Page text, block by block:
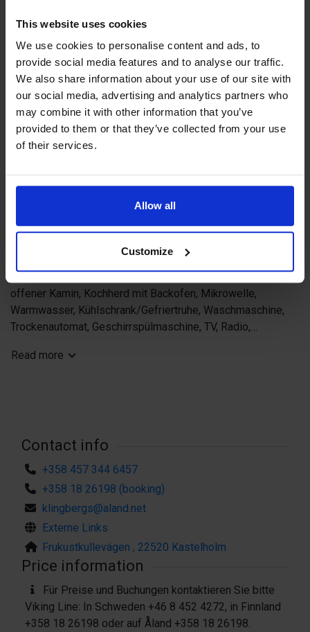
This website uses cookies
We use cookies to personalise content and ads, to
provide social media features and to analyse our traffic.
We also share information about your use of our site with
our social media, advertising and analytics partners who
may combine it with other information that you’ve
provided to them or that they’ve collected from your use
of their services.
Allow all
Customize
verlaufen schöne Wanderwege.
Machen Sie doch einen
Waldspaziergang auf dem alten und
ehrwürdigen königlichen Jagdgelände
oder einen Angelausflug. Es lohnt sich
Kastelholm und das Freilichtmuseum
Jan Karlsgården zu besuchen.
4 Personen, 49 m2, Küche/Aufenthaltsraum, 2
Schlafzimmer, Dusche, eigene Sauna (elektr. geheizt),
offener Kamin, Kochherd mit Backofen, Mikrowelle,
Warmwasser, Kühlschrank/Gefriertruhe, Waschmaschine,
Trockenautomat, Geschirrspülmaschine, TV, Radio,
Garten
Sauna befindet sich am Strand.
Read more
Contact info
+358 457 344 6457
+358 18 26198 (booking)
klingbergs@aland.net
Externe Links
Frukustkullevägen , 22520 Kastelholm
Price information
Für Preise und Buchungen kontaktieren Sie bitte
Viking Line: In Schweden +46 8 452 4272, in Finnland
+358 18 26198 oder auf Åland +358 18 26198.